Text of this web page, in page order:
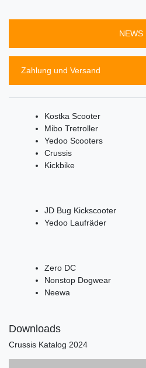
NEWS
Zahlung und Versand
Kostka Scooter
Mibo Tretroller
Yedoo Scooters
Crussis
Kickbike
JD Bug Kickscooter
Yedoo Laufräder
Zero DC
Nonstop Dogwear
Neewa
Downloads
Crussis Katalog 2024